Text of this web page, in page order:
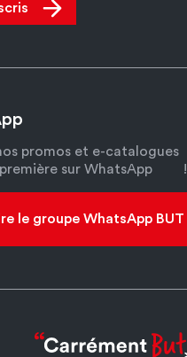
promos et e-catalogues
sur WhatsApp
!
le groupe WhatsApp BUT